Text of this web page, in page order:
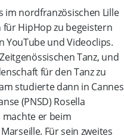
im nordfranzösischen Lille
für HipHop zu begeistern
YouTube und Videoclips.
Tanz, und
für den Tanz zu
studierte dann in Cannes
(PNSD) Rosella
machte er beim
Für sein zweites